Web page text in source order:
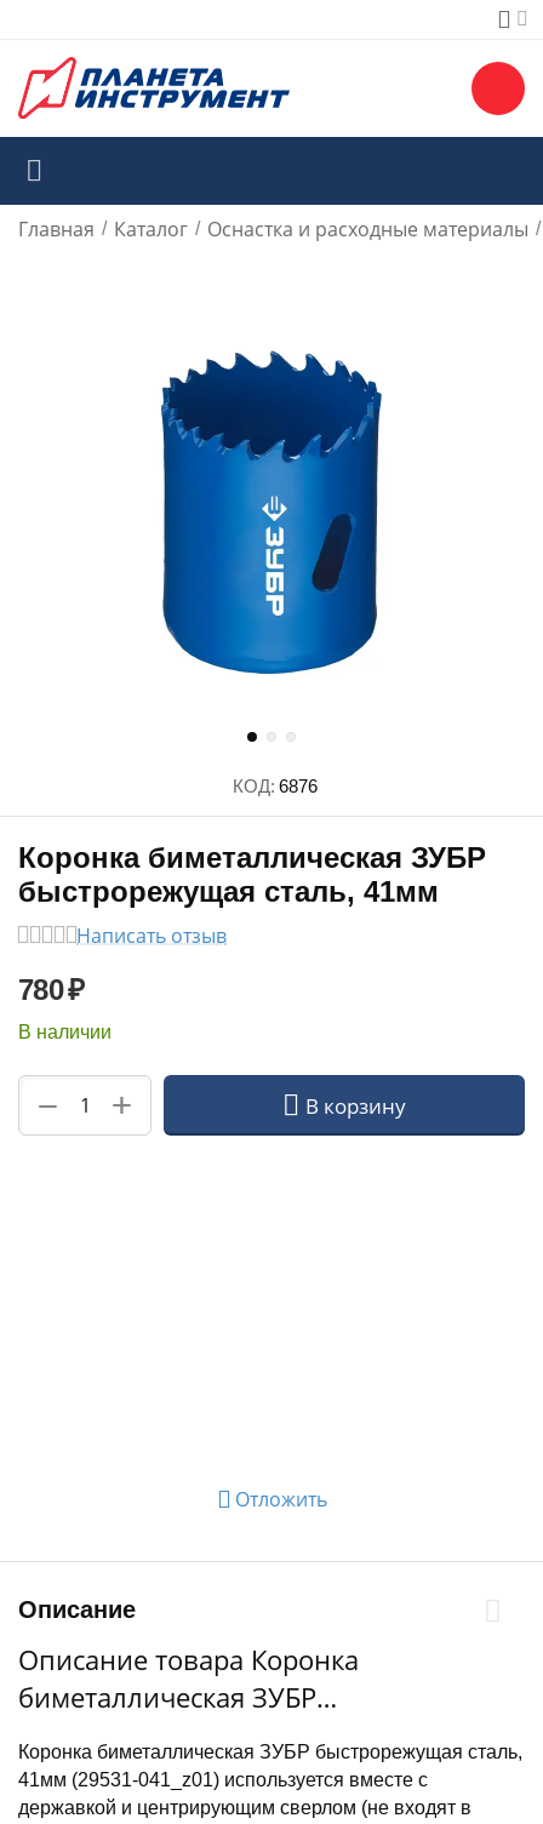
Главная / Каталог / Оснастка и расходные материалы /
КОД: 6876
Коронка биметаллическая ЗУБР
быстрорежущая сталь, 41мм
Написать отзыв
780₽
В наличии
+
− В корзину
Отложить
Описание
Описание товара Коронка
биметаллическая ЗУБР
быстрорежущая сталь, 41мм
Коронка биметаллическая ЗУБР быстрорежущая сталь,
41мм (29531-041_z01) используется вместе с
державкой и центрирующим сверлом (не входят в